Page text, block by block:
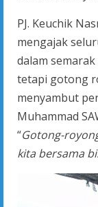
PJ. Keuchik
mengajak
dalam
tetapi gotong
menyambut
Muhammad
“Gotong-
kita bersama